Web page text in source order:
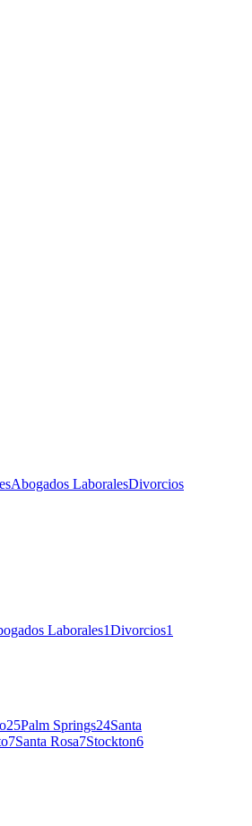
Abogados LaboralesDivorcios
Laborales1Divorcios1
25Palm Springs24Santa
7Santa Rosa7Stockton6